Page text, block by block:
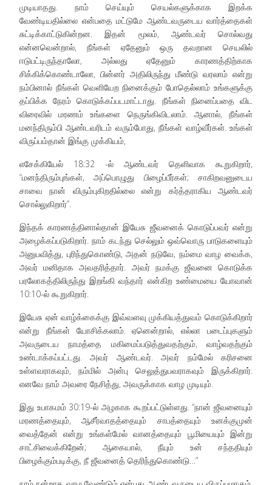
முடியாதது. நாம் செய்யும் செயல்களுக்காக இறக்க
வேண்டியதில்லை என்பதை மட்டுமே ஆண்டவருடைய வார்த்தைகள்
சுட்டிக்காட்டுகின்றன. இதன் மூலம், ஆண்டவர் சொல்வது
என்னவென்றால், நீங்கள் ஏதேனும் ஒரு தவறான செயலில்
ஈடுபட்டிருந்தாலோ, அல்லது ஏதேனும் காரணத்திற்காக
சிக்கிக்கொண்டாலோ, பின்னர் அதிலிருந்து மீண்டு வரலாம் என்று
நம்பினால் நீங்கள் வெளியேற நினைக்கும் போதெல்லாம் உங்களுக்கு
தப்பிக்க நேரம் கொடுக்கப்படமாட்டாது. நீங்கள் நினைப்பதை விட
விரைவில் மரணம் உங்களை நெருங்கிவிடலாம். ஆனால், நீங்கள்
மனந்திரும்பி ஆண்டவரிடம் வரும்போது, நீங்கள் வாழ்வீர்கள். உங்கள்
விருப்பம்தான் இங்கு முக்கியம்,
எசேக்கியேல் 18:32 -ல் ஆண்டவர் தெளிவாக கூறுகிறார்,
“மனந்திரும்புங்கள், அப்பொழுது பிழைப்பீர்கள்; சாகிறவனுடைய
சாவை நான் விரும்புகிறதில்லை என்று கர்த்தராகிய ஆண்டவர்
சொல்லுகிறார்”.
இந்தக் காரணத்தினால்தான் இயேசு ஜீவனைக் கொடுப்பவர் என்று
அழைக்கப்படுகிறார். நாம் கடந்து செல்லும் ஒவ்வொரு பாடுகளையும்
அனுபவித்து, புரிந்துகொண்டு, அதன் நடுவே, நம்மை வாழ வைக்க,
அவர் மனிதாக அவதரித்தார். அவர் நமக்கு ஜீவனை கொடுக்க
பரலோகத்திலிருந்து இறங்கி வந்தார் என்கிற உண்மையை யோவான்
10:10-ல் கூறுகிறார்.
இயேசு ஏன் வாழ்க்கைக்கு இவ்வளவு முக்கியத்துவம் கொடுக்கிறார்
என்று நீங்கள் யோசிக்கலாம். ஏனென்றால், எல்லா படைப்புகளும்
அவருடைய நாமத்தை மகிமைப்படுத்துவதற்கும், வாழ்வதற்கும்
உண்டாக்கப்பட்டது. அவர் ஆண்டவர். அவர் நம்மேல் கரிசனை
உள்ளவராகவும், நம்மில் அன்பு செலுத்துபவராகவும் இருக்கிறார்.
எனவே நாம் அவரை நேசித்து, அவருக்காக வாழ முடியும்.
இது உபாகமம் 30:19-ல் அழகாக கூறப்பட்டுள்ளது. “நான் ஜீவனையும்
மரணத்தையும், ஆசீர்வாதத்தையும் சாபத்தையும் உனக்குமுன்
வைத்தேன் என்று உங்கள்மேல் வானத்தையும் பூமியையும் இன்று
சாட்சிவைக்கிறேன்; ஆகையால், நீயும் உன் சந்ததியும்
பிழைக்கும்படிக்கு, நீ ஜீவனைத் தெரிந்துகொண்டு…”